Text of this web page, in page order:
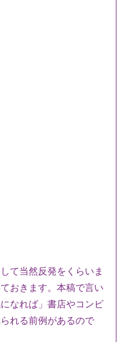
て当然反発をくらいま
おきます。本稿で言い
なれば」書店やコンビ
れる前例があるので